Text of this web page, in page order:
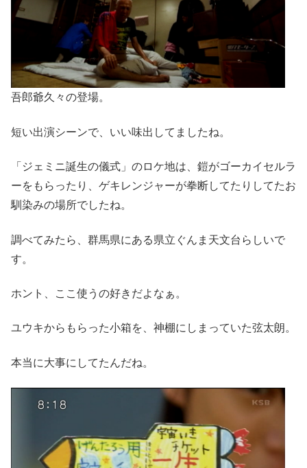
吾郎爺久々の登場。
短い出演シーンで、いい味出してましたね。
「ジェミニ誕生の儀式」のロケ地は、鎧がゴーカイセルラ
ーをもらったり、ゲキレンジャーが拳断してたりしてたお
馴染みの場所でしたね。
調べてみたら、群馬県にある県立ぐんま天文台らしいで
す。
ホント、ここ使うの好きだよなぁ。
ユウキからもらった小箱を、神棚にしまっていた弦太朗。
本当に大事にしてたんだね。